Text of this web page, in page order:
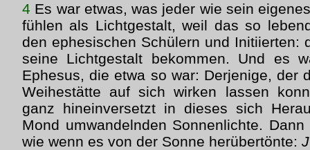
4 Es war etwas, was jeder wie sein
fühlen als Lichtgestalt, weil das so
den ephesischen Schülern und Initiierten:
seine Lichtgestalt bekommen. Und es
Ephesus, die etwa so war: Derjenige, der
Weihestätte auf sich wirken lassen
ganz hineinversetzt in dieses sich
Mond umwandelnden Sonnenlichte.
wie wenn es von der Sonne herübertönte: